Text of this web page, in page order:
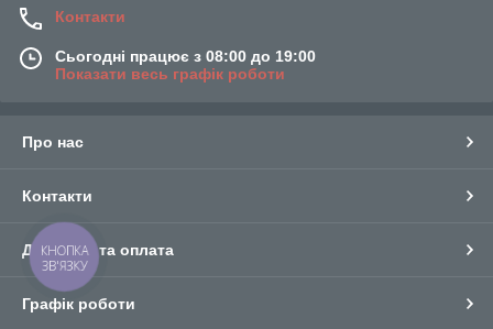
Контакти
Сьогодні працює з 08:00 до 19:00
Показати весь графік роботи
Про нас
Контакти
Доставка та оплата
Графік роботи
КНОПКА
ЗВ'ЯЗКУ